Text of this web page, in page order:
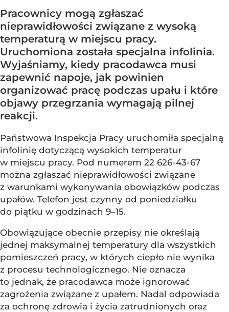
Pracownicy mogą zgłaszać
nieprawidłowości związane z wysoką
temperaturą w miejscu pracy.
Uruchomiona została specjalna infolinia.
Wyjaśniamy, kiedy pracodawca musi
zapewnić napoje, jak powinien
organizować pracę podczas upału i które
objawy przegrzania wymagają pilnej
reakcji.
Państwowa Inspekcja Pracy uruchomiła specjalną
infolinię dotyczącą wysokich temperatur
w miejscu pracy. Pod numerem 22 626-43-67
można zgłaszać nieprawidłowości związane
z warunkami wykonywania obowiązków podczas
upałów. Telefon jest czynny od poniedziałku
do piątku w godzinach 9–15.
Obowiązujące obecnie przepisy nie określają
jednej maksymalnej temperatury dla wszystkich
pomieszczeń pracy, w których ciepło nie wynika
z procesu technologicznego. Nie oznacza
to jednak, że pracodawca może ignorować
zagrożenia związane z upałem. Nadal odpowiada
za ochronę zdrowia i życia zatrudnionych oraz